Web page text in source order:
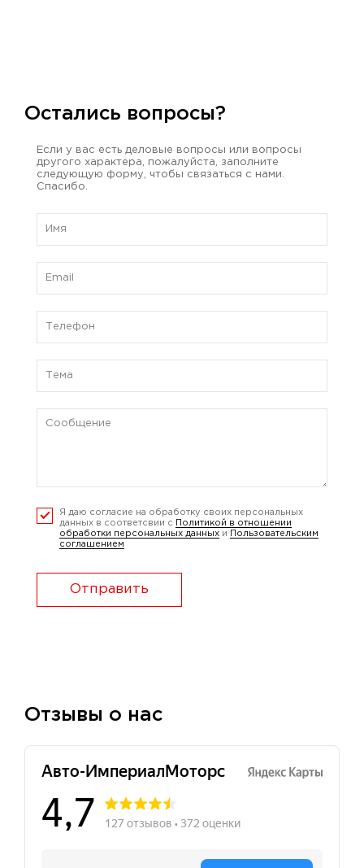
Остались вопросы?
Если у вас есть деловые вопросы или вопросы
другого характера, пожалуйста, заполните
следующую форму, чтобы связаться с нами.
Спасибо.
Я даю согласие на обработку своих персональных
данных в соответсвии с
Политикой в отношении
обработки персональных данных и
Пользовательским
соглашением
Отправить
Отзывы о нас